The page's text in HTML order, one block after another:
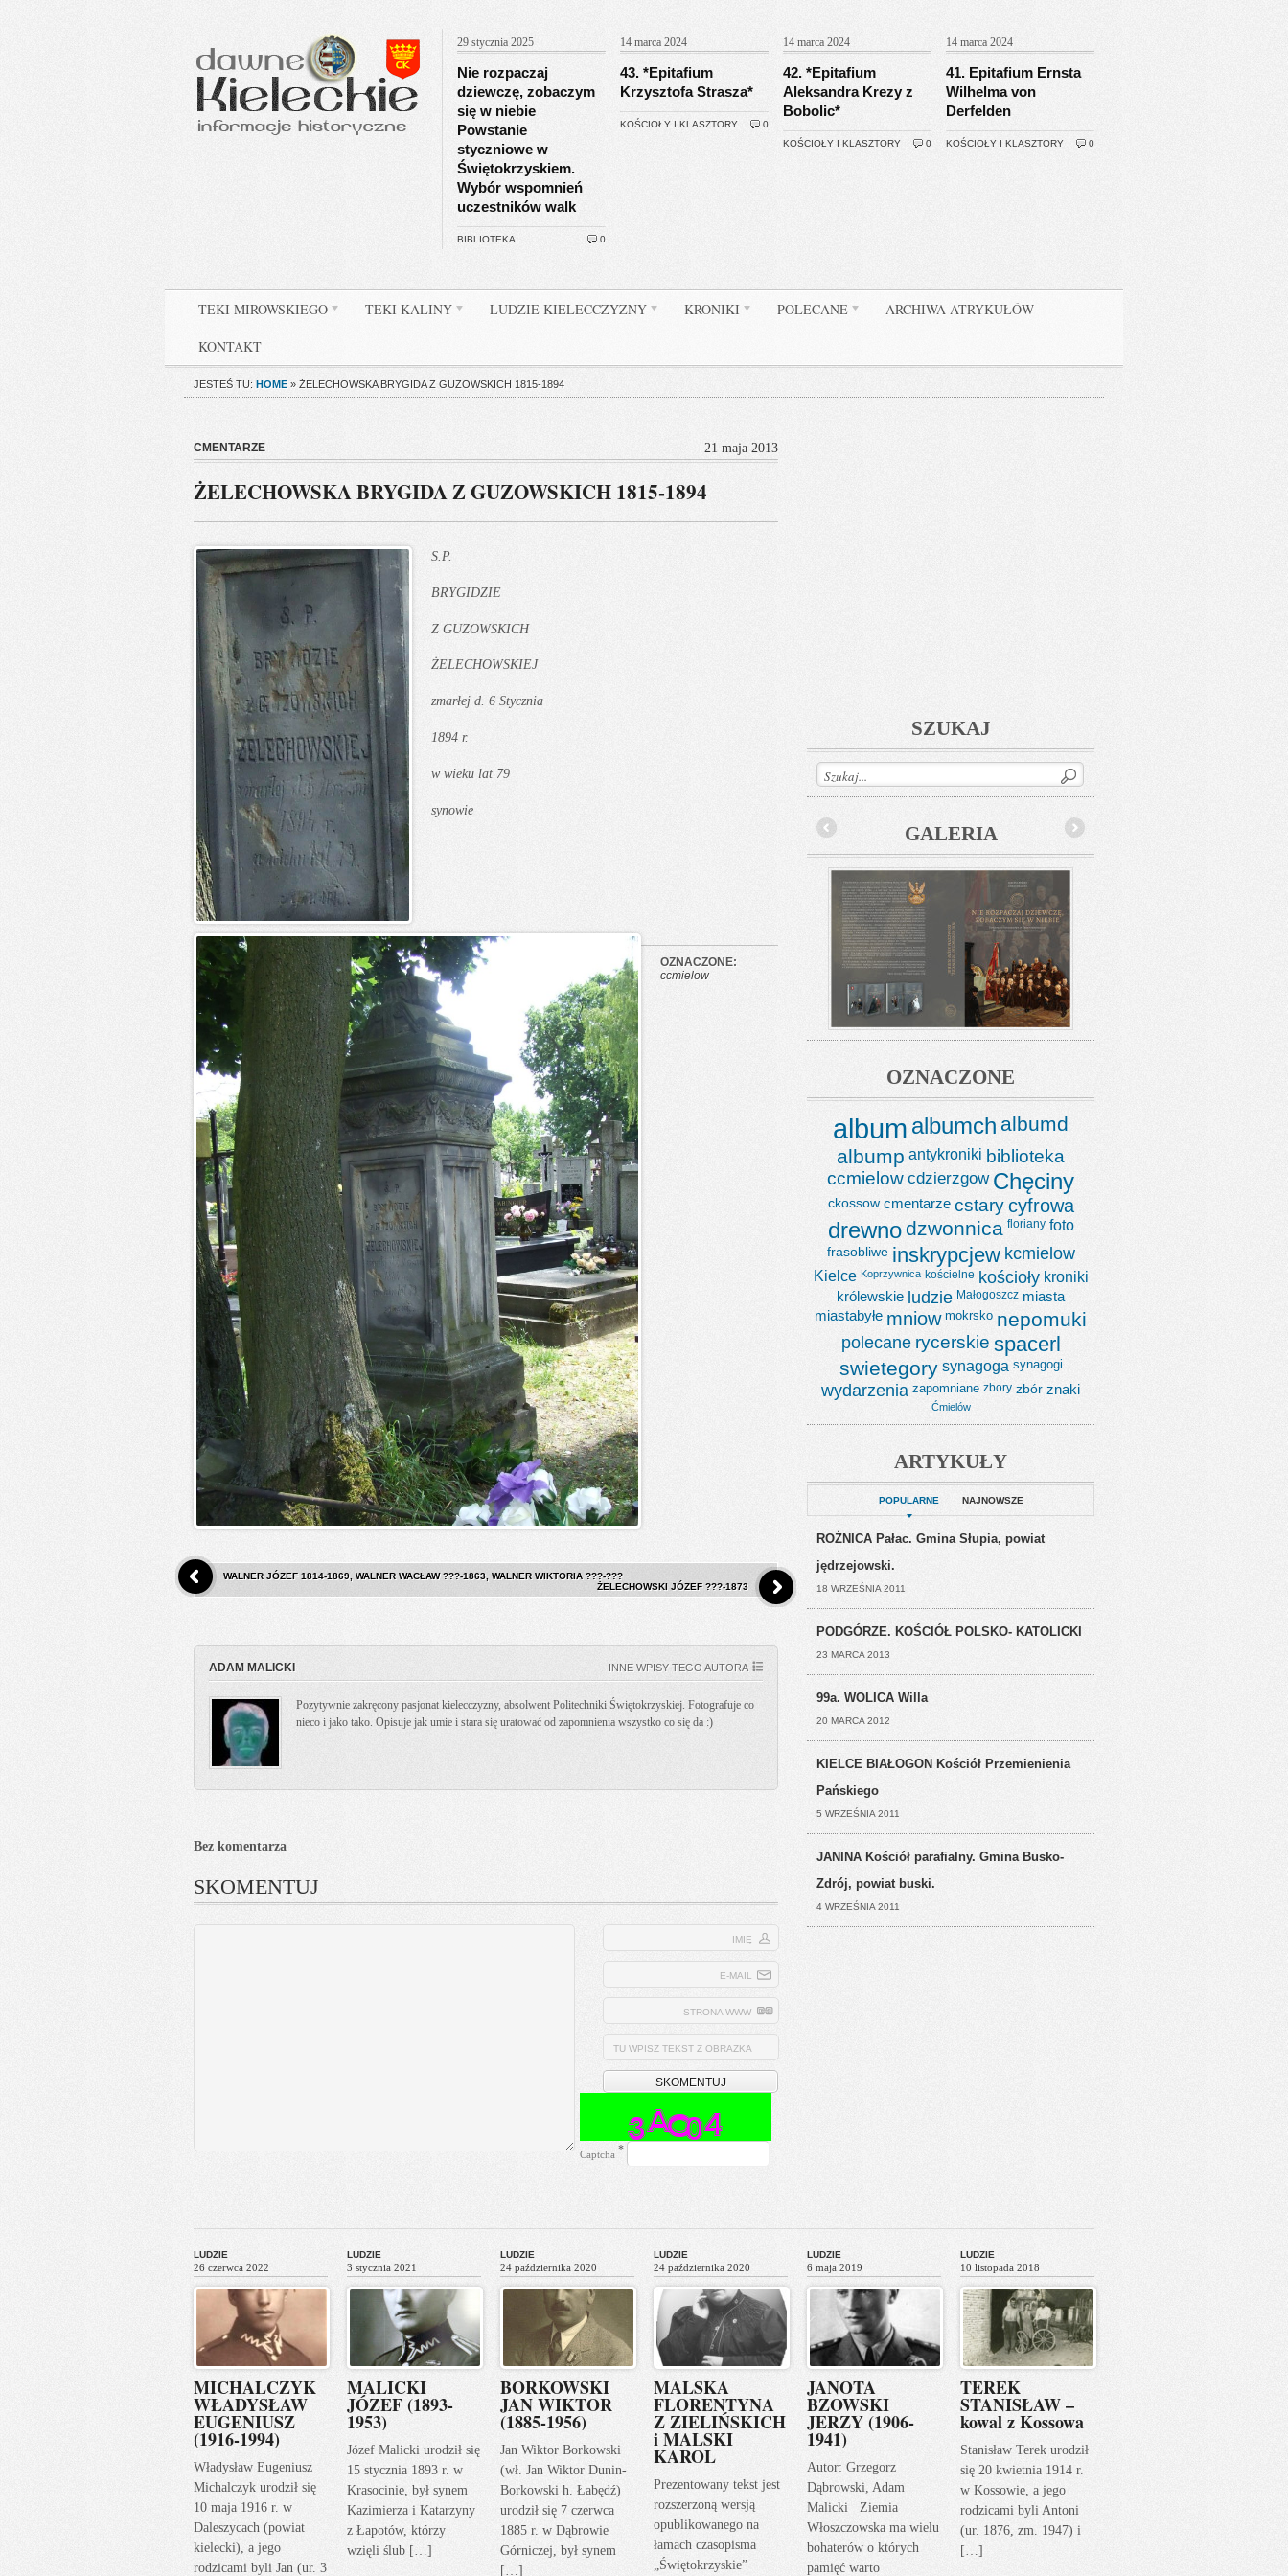
29 stycznia 2025
Nie rozpaczaj
dziewczę, zobaczym
się w niebie
Powstanie
styczniowe w
Świętokrzyskiem.
Wybór wspomnień
uczestników walk
BIBLIOTEKA 0
14 marca 2024
43. *Epitafium
Krzysztofa Strasza*
KOŚCIOŁY I KLASZTORY 0
14 marca 2024
42. *Epitafium
Aleksandra Krezy z
Bobolic*
KOŚCIOŁY I KLASZTORY 0
14 marca 2024
41. Epitafium Ernsta
Wilhelma von
Derfelden
KOŚCIOŁY I KLASZTORY 0
TEKI MIROWSKIEGO TEKI KALINY LUDZIE KIELECCZYZNY KRONIKI POLECANE ARCHIWA ATRYKUŁÓW
KONTAKT
JESTEŚ TU: HOME » ŻELECHOWSKA BRYGIDA Z GUZOWSKICH 1815-1894
CMENTARZE 21 maja 2013
ŻELECHOWSKA BRYGIDA Z GUZOWSKICH 1815-1894
S.P.
BRYGIDZIE
Z GUZOWSKICH
ŻELECHOWSKIEJ
zmarłej d. 6 Stycznia
1894 r.
w wieku lat 79
synowie
OZNACZONE:
ccmielow
WALNER JÓZEF 1814-1869, WALNER WACŁAW ???-1863, WALNER WIKTORIA ???-???
ŻELECHOWSKI JÓZEF ???-1873
ADAM MALICKI INNE WPISY TEGO AUTORA
Pozytywnie zakręcony pasjonat kielecczyzny, absolwent Politechniki Świętokrzyskiej. Fotografuje co
nieco i jako tako. Opisuje jak umie i stara się uratować od zapomnienia wszystko co się da :)
Bez komentarza
SKOMENTUJ
IMIĘ
E-MAIL
STRONA WWW
TU WPISZ TEKST Z OBRAZKA
Captcha *
SZUKAJ
GALERIA
OZNACZONE
album albumch albumd
albump antykroniki biblioteka
ccmielow cdzierzgow Chęciny
ckossow cmentarze cstary cyfrowa
drewnodzwonnica floriany foto
frasobliwe inskrypcjew kcmielow
Kielce Koprzywnica kościelne kościoły kroniki
królewskie ludzie Małogoszcz miasta
miastabyłe mniow mokrsko nepomuki
polecane rycerskie spacerl
swietegory synagoga synagogi
wydarzenia zapomniane zbory zbór znaki
Ćmielów
ARTYKUŁY
POPULARNE NAJNOWSZE
ROŻNICA Pałac. Gmina Słupia, powiat
jędrzejowski.
18 WRZEŚNIA 2011
PODGÓRZE. KOŚCIÓŁ POLSKO- KATOLICKI
23 MARCA 2013
99a. WOLICA Willa
20 MARCA 2012
KIELCE BIAŁOGON Kościół Przemienienia
Pańskiego
5 WRZEŚNIA 2011
JANINA Kościół parafialny. Gmina Busko-
Zdrój, powiat buski.
4 WRZEŚNIA 2011
LUDZIE
26 czerwca 2022
MICHALCZYK
WŁADYSŁAW
EUGENIUSZ
(1916-1994)
Władysław Eugeniusz
Michalczyk urodził się
10 maja 1916 r. w
Daleszycach (powiat
kielecki), a jego
rodzicami byli Jan (ur. 3
LUDZIE
3 stycznia 2021
MALICKI
JÓZEF (1893-
1953)
Józef Malicki urodził się
15 stycznia 1893 r. w
Krasocinie, był synem
Kazimierza i Katarzyny
z Łapotów, którzy
wzięli ślub […]
LUDZIE
24 października 2020
BORKOWSKI
JAN WIKTOR
(1885-1956)
Jan Wiktor Borkowski
(wł. Jan Wiktor Dunin-
Borkowski h. Łabędź)
urodził się 7 czerwca
1885 r. w Dąbrowie
Górniczej, był synem
[…]
LUDZIE
24 października 2020
MALSKA
FLORENTYNA
Z ZIELIŃSKICH
i MALSKI
KAROL
Prezentowany tekst jest
rozszerzoną wersją
opublikowanego na
łamach czasopisma
„Świętokrzyskie”
LUDZIE
6 maja 2019
JANOTA
BZOWSKI
JERZY (1906-
1941)
Autor: Grzegorz
Dąbrowski, Adam
Malicki Ziemia
Włoszczowska ma wielu
bohaterów o których
pamięć warto
LUDZIE
10 listopada 2018
TEREK
STANISŁAW –
kowal z Kossowa
Stanisław Terek urodził
się 20 kwietnia 1914 r.
w Kossowie, a jego
rodzicami byli Antoni
(ur. 1876, zm. 1947) i
[…]